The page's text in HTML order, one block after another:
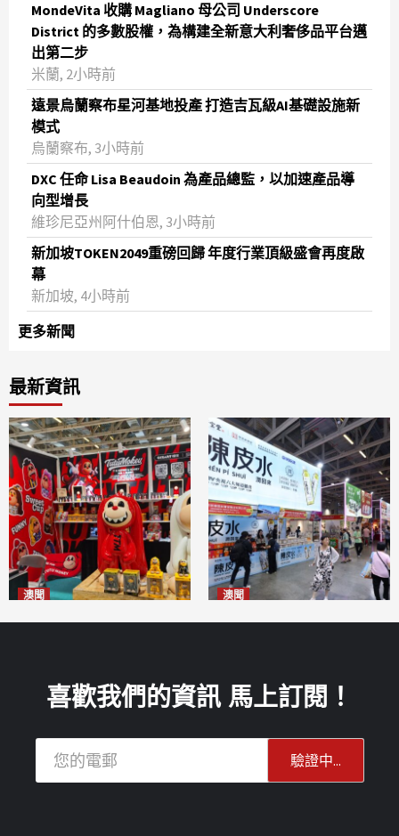
MondeVita 收購 Magliano 母公司 Underscore
District 的多數股權，為構建全新意大利奢侈品平台邁
出第二步
米蘭, 2小時前
遠景烏蘭察布星河基地投產 打造吉瓦級AI基礎設施新
模式
烏蘭察布, 3小時前
DXC 任命 Lisa Beaudoin 為產品總監，以加速產品導
向型增長
維珍尼亞州阿什伯恩, 3小時前
新加坡TOKEN2049重磅回歸 年度行業頂級盛會再度啟
幕
新加坡, 4小時前
更多新聞
最新資訊
澳聞 澳聞
喜歡我們的資訊 馬上訂閱！